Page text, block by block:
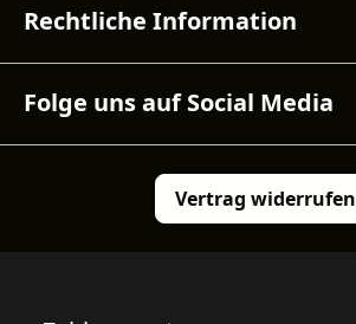
Rechtliche Information
Folge uns auf Social Media
Vertrag widerrufen